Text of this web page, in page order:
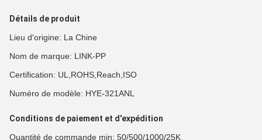
Détails de produit
Lieu d'origine: La Chine
Nom de marque: LINK-PP
Certification: UL,ROHS,Reach,ISO
Numéro de modèle: HYE-321ANL
Conditions de paiement et d'expédition
Quantité de commande min: 50/500/1000/25K